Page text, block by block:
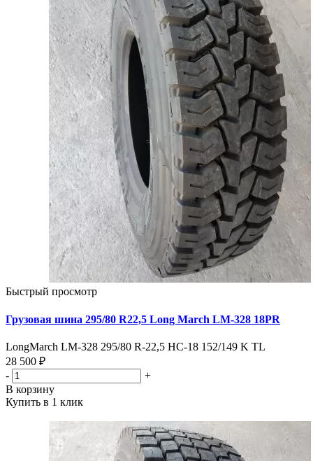
Быстрый просмотр
Грузовая шина 295/80 R22,5 Long March LM-328 18PR
LongMarch LM-328 295/80 R-22,5 НС-18 152/149 K TL
28 500 ₽
-
+
В корзину
Купить в 1 клик